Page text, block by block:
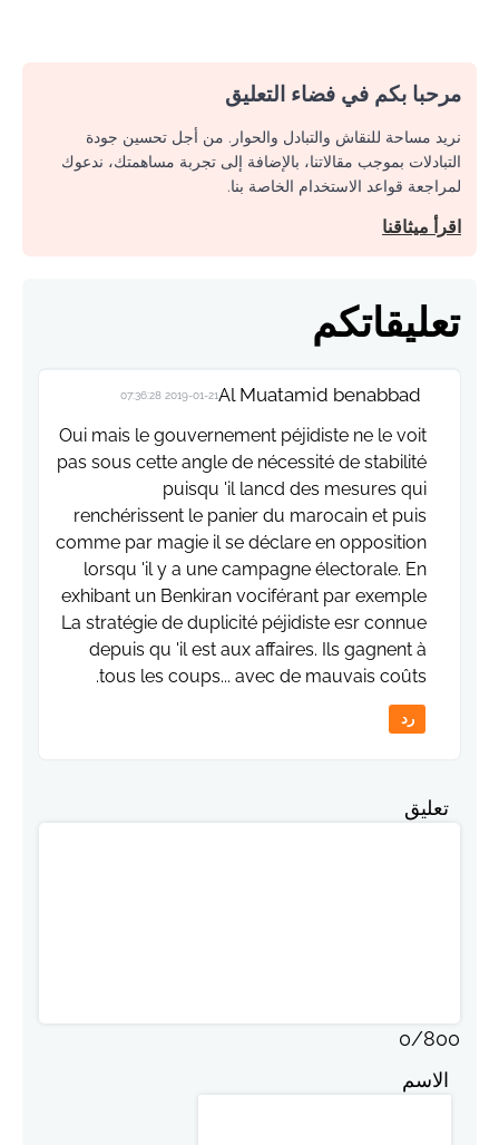
مرحبا بكم في فضاء التعليق
نريد مساحة للنقاش والتبادل والحوار. من أجل تحسين جودة
التبادلات بموجب مقالاتنا، بالإضافة إلى تجربة مساهمتك، ندعوك
لمراجعة قواعد الاستخدام الخاصة بنا.
اقرأ ميثاقنا
تعليقاتكم
Al Muatamid benabbad
2019-01-21 07:36:28
Oui mais le gouvernement péjidiste ne le voit
pas sous cette angle de nécessité de stabilité
puisqu 'il lancd des mesures qui
renchérissent le panier du marocain et puis
comme par magie il se déclare en opposition
lorsqu 'il y a une campagne électorale. En
exhibant un Benkiran vociférant par exemple
La stratégie de duplicité péjidiste esr connue
depuis qu 'il est aux affaires. Ils gagnent à
tous les coups... avec de mauvais coûts.
رد
تعليق
0/800
الاسم